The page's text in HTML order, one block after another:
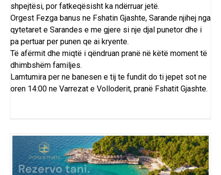
shpejtësi, por fatkeqësisht ka ndërruar jetë.
Orgest Fezga banus ne Fshatin Gjashte, Sarande njihej nga
qytetaret e Sarandes e me gjere si nje djal punetor dhe i
pa pertuar per punen qe ai kryente.
Të afërmit dhe miqtë i qëndruan pranë në këtë moment të
dhimbshëm familjes.
Lamtumira per ne banesen e tij te fundit do ti jepet sot ne
oren 14:00 ne Varrezat e Volloderit, pranë Fshatit Gjashte.